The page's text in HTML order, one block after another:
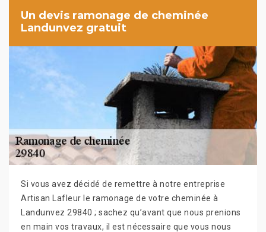
Un devis ramonage de cheminée
Landunvez gratuit
Si vous avez décidé de remettre à notre entreprise
Artisan Lafleur le ramonage de votre cheminée à
Landunvez 29840 ; sachez qu’avant que nous prenions
en main vos travaux, il est nécessaire que vous nous